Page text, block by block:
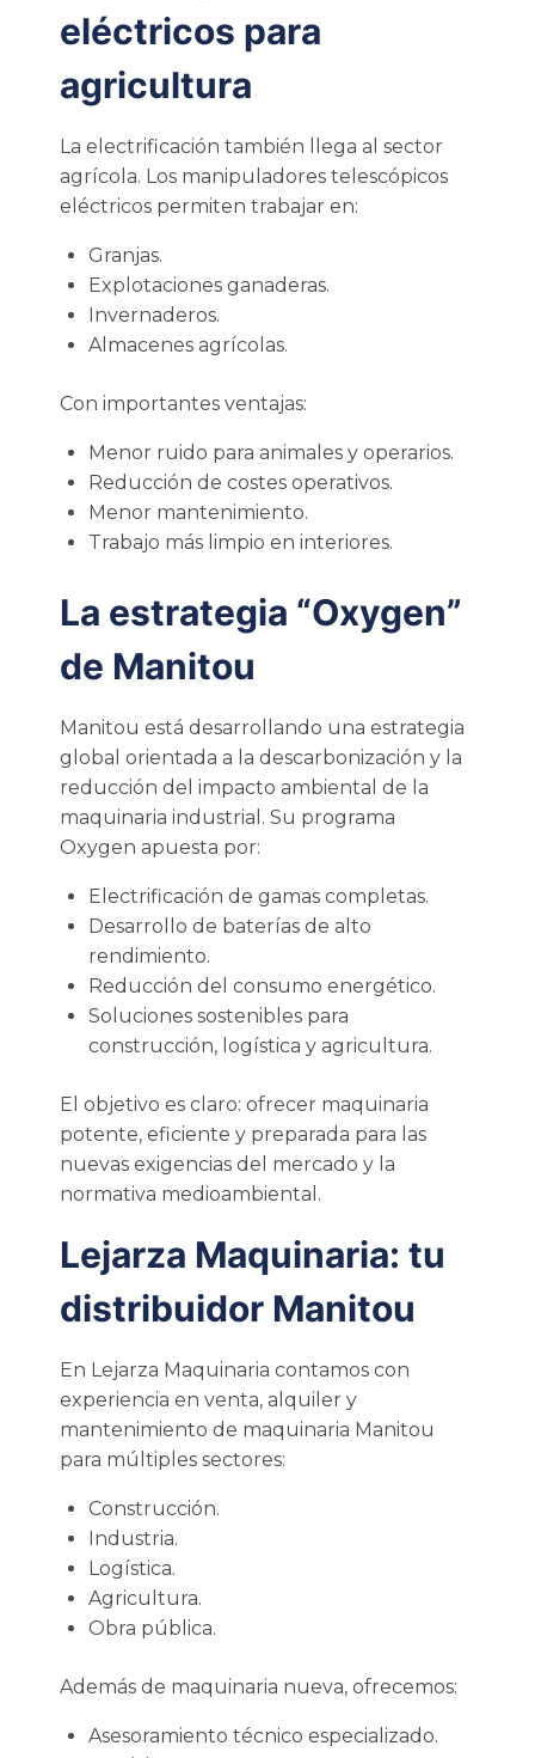
eléctricos para
agricultura
La electrificación también llega al sector
agrícola. Los manipuladores telescópicos
eléctricos permiten trabajar en:
Granjas.
Explotaciones ganaderas.
Invernaderos.
Almacenes agrícolas.
Con importantes ventajas:
Menor ruido para animales y operarios.
Reducción de costes operativos.
Menor mantenimiento.
Trabajo más limpio en interiores.
La estrategia “Oxygen”
de Manitou
Manitou está desarrollando una estrategia
global orientada a la descarbonización y la
reducción del impacto ambiental de la
maquinaria industrial. Su programa
Oxygen apuesta por:
Electrificación de gamas completas.
Desarrollo de baterías de alto
rendimiento.
Reducción del consumo energético.
Soluciones sostenibles para
construcción, logística y agricultura.
El objetivo es claro: ofrecer maquinaria
potente, eficiente y preparada para las
nuevas exigencias del mercado y la
normativa medioambiental.
Lejarza Maquinaria: tu
distribuidor Manitou
En Lejarza Maquinaria contamos con
experiencia en venta, alquiler y
mantenimiento de maquinaria Manitou
para múltiples sectores:
Construcción.
Industria.
Logística.
Agricultura.
Obra pública.
Además de maquinaria nueva, ofrecemos:
Asesoramiento técnico especializado.